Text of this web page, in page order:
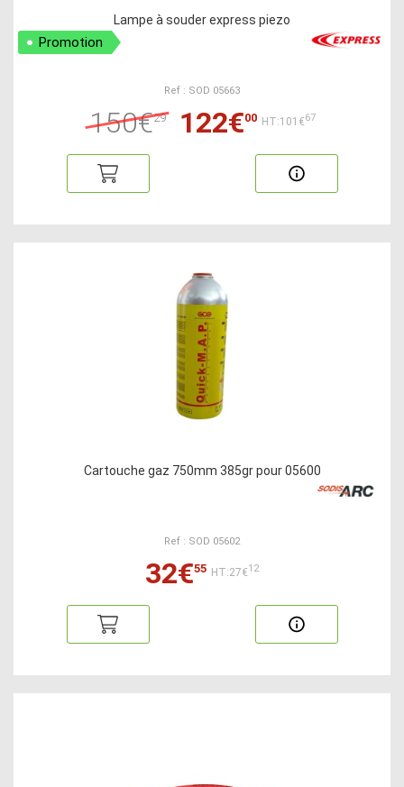
Lampe à souder express piezo
Promotion
Ref : SOD 05663
150€29 122€00 HT:101€67
Cartouche gaz 750mm 385gr pour 05600
Ref : SOD 05602
32€55 HT:27€12